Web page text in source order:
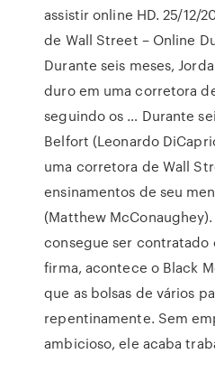
assistir online HD. 25/12/
de Wall Street – Online
Durante seis meses,
duro em uma corretora
seguindo os … Durante
Belfort (Leonardo
uma corretora de Wall
ensinamentos de seu
(Matthew
consegue ser
firma, acontece o Black
que as bolsas de vários
repentinamente. Sem
ambicioso, ele acaba